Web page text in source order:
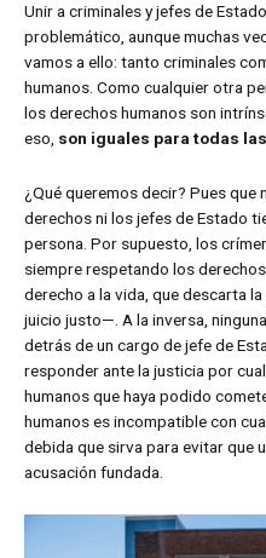
Unir a criminales y jefes de
problemático, aunque muchas
vamos a ello: tanto criminales
humanos. Como cualquier otra
los derechos humanos son
eso, son iguales para todas
¿Qué queremos decir? Pues que
derechos ni los jefes de Estado
persona. Por supuesto, los
siempre respetando los
derecho a la vida, que descarta
juicio justo—. A la inversa,
detrás de un cargo de jefe de
responder ante la justicia por
humanos que haya podido
humanos es incompatible con
debida que sirva para evitar que
acusación fundada.